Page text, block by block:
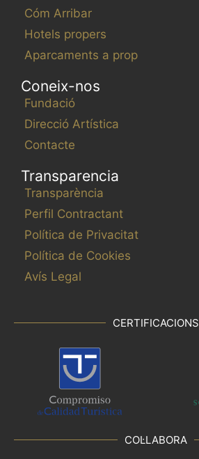
Cóm Arribar
Hotels propers
Aparcaments a prop
Coneix-nos
Fundació
Direcció Artística
Contacte
Transparencia
Transparència
Perfil Contractant
Política de Privacitat
Política de Cookies
Avís Legal
CERTIFICACIONS
COL·LABORA